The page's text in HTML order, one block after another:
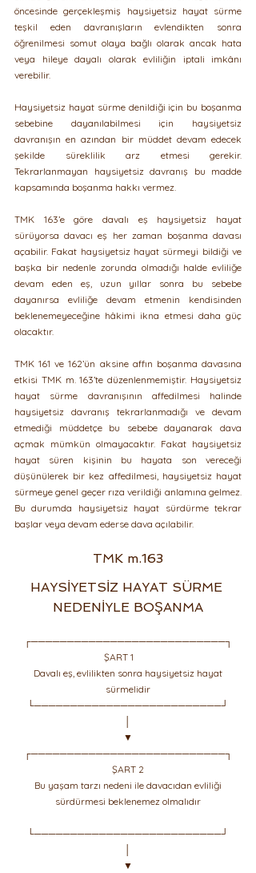
öncesinde gerçekleşmiş haysiyetsiz hayat sürme
teşkil eden davranışların evlendikten sonra
öğrenilmesi somut olaya bağlı olarak ancak hata
veya hileye dayalı olarak evliliğin iptali imkânı
verebilir.
Haysiyetsiz hayat sürme denildiği için bu boşanma
sebebine dayanılabilmesi için haysiyetsiz
davranışın en azından bir müddet devam edecek
şekilde süreklilik arz etmesi gerekir.
Tekrarlanmayan haysiyetsiz davranış bu madde
kapsamında boşanma hakkı vermez.
TMK 163’e göre davalı eş haysiyetsiz hayat
sürüyorsa davacı eş her zaman boşanma davası
açabilir. Fakat haysiyetsiz hayat sürmeyi bildiği ve
başka bir nedenle zorunda olmadığı halde evliliğe
devam eden eş, uzun yıllar sonra bu sebebe
dayanırsa evliliğe devam etmenin kendisinden
beklenemeyeceğine hâkimi ikna etmesi daha güç
olacaktır.
TMK 161 ve 162’ün aksine affın boşanma davasına
etkisi TMK m. 163’te düzenlenmemiştir. Haysiyetsiz
hayat sürme davranışının affedilmesi halinde
haysiyetsiz davranış tekrarlanmadığı ve devam
etmediği müddetçe bu sebebe dayanarak dava
açmak mümkün olmayacaktır. Fakat haysiyetsiz
hayat süren kişinin bu hayata son vereceği
düşünülerek bir kez affedilmesi, haysiyetsiz hayat
sürmeye genel geçer rıza verildiği anlamına gelmez.
Bu durumda haysiyetsiz hayat sürdürme tekrar
başlar veya devam ederse dava açılabilir.
TMK m.163
HAYSİYETSİZ HAYAT SÜRME
NEDENİYLE BOŞANMA
┌───────────────────────────┐
ŞART 1
sürmelidir
└──────────────────────────┘
▼
┌───────────────────────────┐
ŞART 2
Bu yaşam tarzı nedeni ile davacıdan evliliği
sürdürmesi beklenemez olmalıdır
└──────────────────────────┘
▼